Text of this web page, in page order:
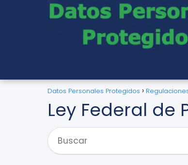
Datos Personales Protegidos
Ley Federal de